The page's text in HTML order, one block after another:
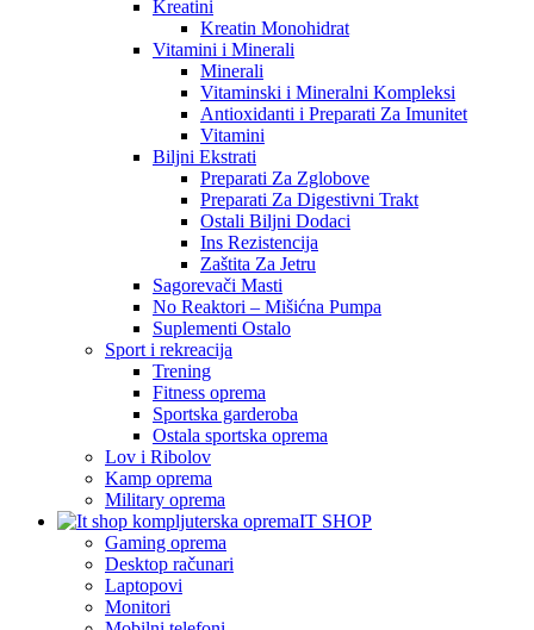
Kreatini
Kreatin Monohidrat
Vitamini i Minerali
Minerali
Vitaminski i Mineralni Kompleksi
Antioxidanti i Preparati Za Imunitet
Vitamini
Biljni Ekstrati
Preparati Za Zglobove
Preparati Za Digestivni Trakt
Ostali Biljni Dodaci
Ins Rezistencija
Zaštita Za Jetru
Sagorevači Masti
No Reaktori – Mišićna Pumpa
Suplementi Ostalo
Sport i rekreacija
Trening
Fitness oprema
Sportska garderoba
Ostala sportska oprema
Lov i Ribolov
Kamp oprema
Military oprema
IT SHOP
Gaming oprema
Desktop računari
Laptopovi
Monitori